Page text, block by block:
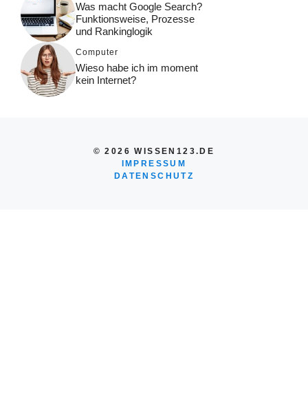
Was macht Google Search?
Funktionsweise, Prozesse
und Rankinglogik
Computer
Wieso habe ich im moment
kein Internet?
© 2026 WISSEN123.DE
IMPRESSUM
DATENSCHUTZ